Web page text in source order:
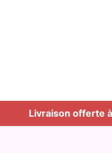
Livraison offerte